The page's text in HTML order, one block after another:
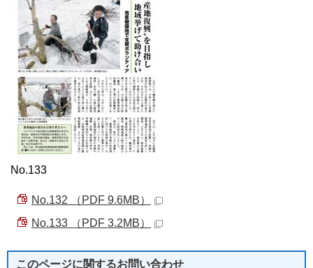
No.133
No.132 （PDF 9.6MB）
No.133 （PDF 3.2MB）
このページに関するお問い合わせ